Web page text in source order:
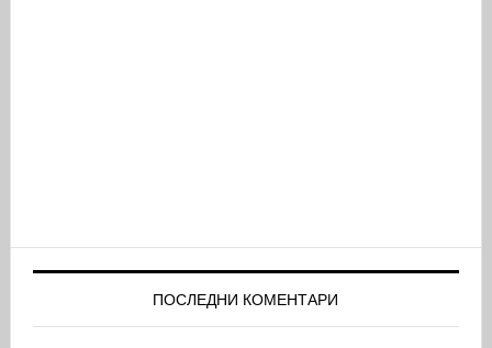
ПОСЛЕДНИ КОМЕНТАРИ